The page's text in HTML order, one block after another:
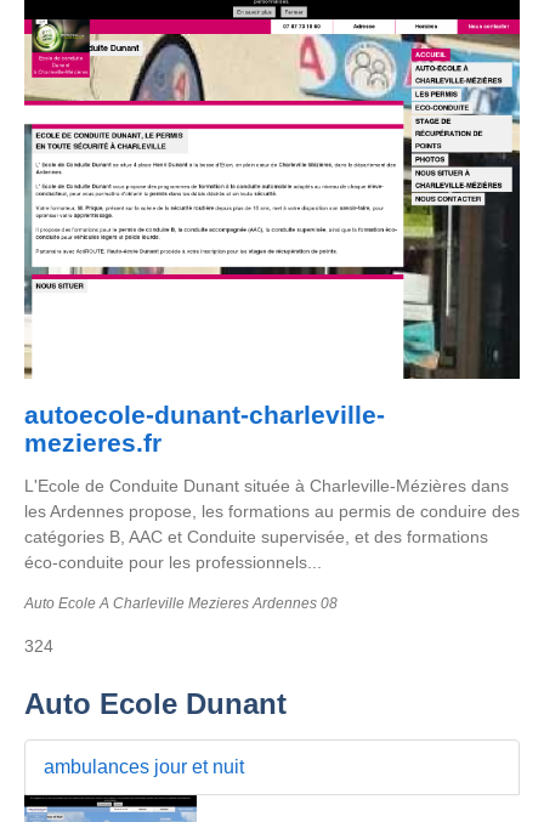
autoecole-dunant-charleville-
mezieres.fr
L'Ecole de Conduite Dunant située à Charleville-Mézières dans
les Ardennes propose, les formations au permis de conduire des
catégories B, AAC et Conduite supervisée, et des formations
éco-conduite pour les professionnels...
Auto Ecole A Charleville Mezieres Ardennes 08
324
Auto Ecole Dunant
ambulances jour et nuit